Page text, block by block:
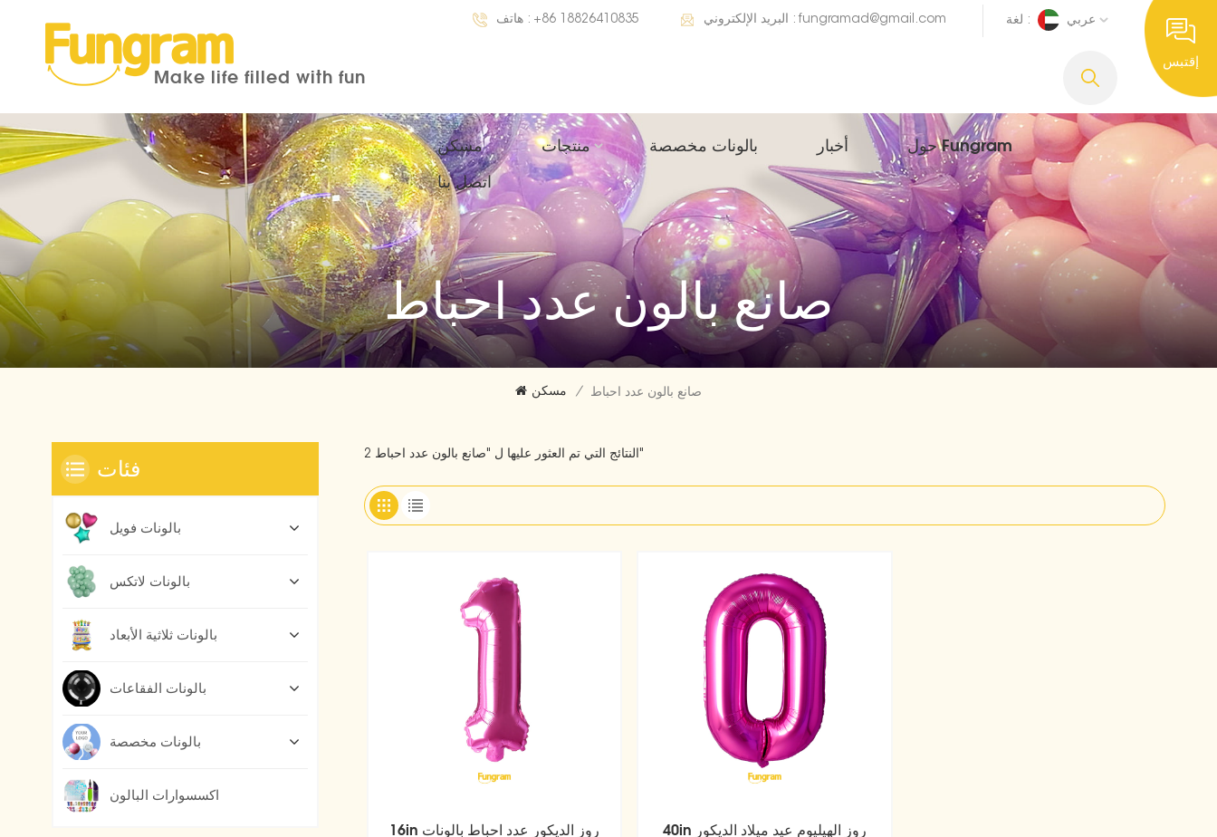
إقتبس
لغة : عربي هاتف : +86 18826410835 البريد الإلكتروني :fungramad@gmail.com
مسكن منتجات بالونات مخصصة أخبار
حول Fungram
اتصل بنا
Make life filled with fun
صانع بالون عدد احباط
مسكن / صانع بالون عدد احباط
2 النتائج التي تم العثور عليها ل "صانع بالون عدد احباط"
16in روز الديكور عدد احباط بالونات
40in روز الهيليوم عيد ميلاد الديكور
فئات
بالونات فويل
بالونات لاتكس
بالونات ثلاثية الأبعاد
بالونات الفقاعات
بالونات مخصصة
اكسسوارات البالون